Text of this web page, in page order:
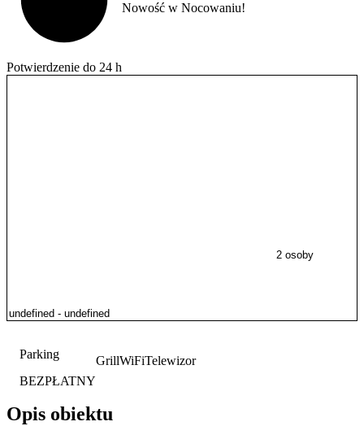
Potwierdzenie do 24 h
Nowość w Nocowaniu!
Parking
BEZPŁATNY
GrillWiFiTelewizor
Opis obiektu
2 osoby